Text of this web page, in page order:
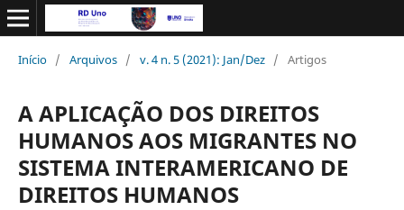
Início / Arquivos / v. 4 n. 5 (2021): Jan/Dez / Artigos
A APLICAÇÃO DOS DIREITOS
HUMANOS AOS MIGRANTES NO
SISTEMA INTERAMERICANO DE
DIREITOS HUMANOS